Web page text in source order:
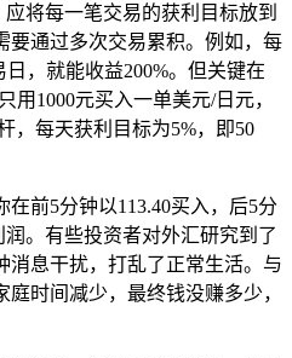
应将每一笔交易的获利目标放到
要通过多次交易累积。例如，每
，就能收益200%。但关键在
用1000元买入一单美元/日元，
，每天获利目标为5%，即50
前5分钟以113.40买入，后5分
。有些投资者对外汇研究到了
消息干扰，打乱了正常生活。与
时间减少，最终钱没赚多少，